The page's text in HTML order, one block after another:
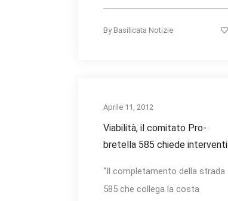
By Basilicata Notizie
Aprile 11, 2012
Viabilità, il comitato Pro-
bretella 585 chiede interventi
“Il completamento della strada
585 che collega la costa